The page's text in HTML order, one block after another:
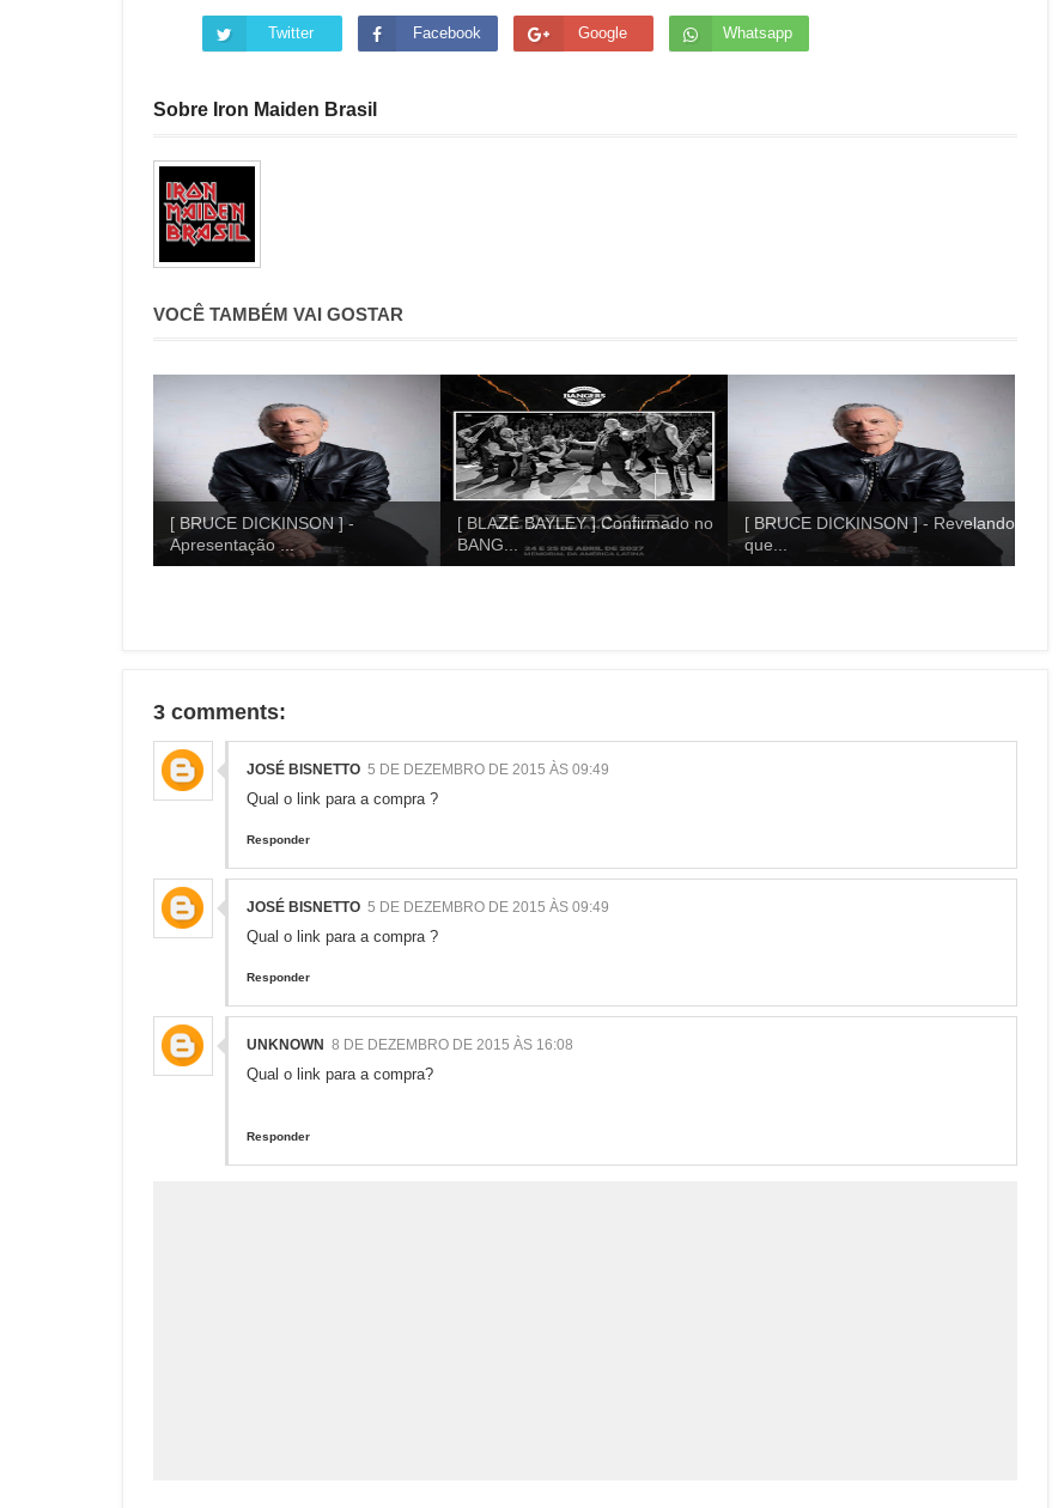
Twitter Facebook Google Whatsapp
Sobre Iron Maiden Brasil
VOCÊ TAMBÉM VAI GOSTAR
[ BRUCE DICKINSON ] -
Apresentação ...
[ BLAZE BAYLEY ] Confirmado no
BANG...
[ BRUCE DICKINSON ] - Revelando
que...
3 comments:
JOSÉ BISNETTO 5 DE DEZEMBRO DE 2015 ÀS 09:49
Qual o link para a compra ?
Responder
JOSÉ BISNETTO 5 DE DEZEMBRO DE 2015 ÀS 09:49
Qual o link para a compra ?
Responder
UNKNOWN 8 DE DEZEMBRO DE 2015 ÀS 16:08
Qual o link para a compra?
Responder